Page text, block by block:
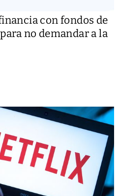
con fondos de
no demandar a la